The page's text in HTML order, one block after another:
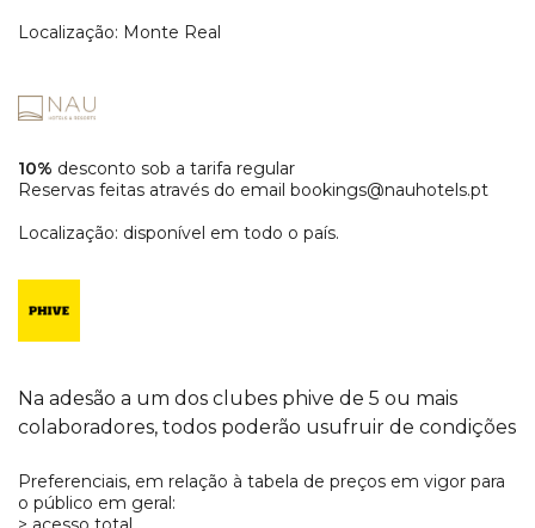
Localização: Monte Real
10% desconto sob a tarifa regular
Reservas feitas através do email bookings@nauhotels.pt
Localização: disponível em todo o país.
Na adesão a um dos clubes phive de 5 ou mais
colaboradores, todos poderão usufruir de condições
Preferenciais, em relação à tabela de preços em vigor para
o público em geral: